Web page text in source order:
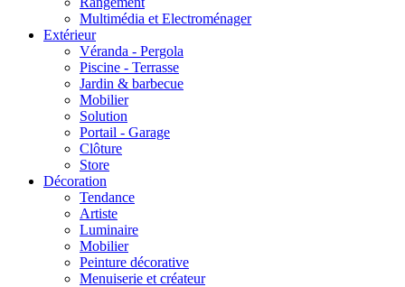
Multimédia et Electroménager
Extérieur
Véranda - Pergola
Piscine - Terrasse
Jardin & barbecue
Mobilier
Solution
Portail - Garage
Clôture
Store
Décoration
Tendance
Artiste
Luminaire
Mobilier
Peinture décorative
Menuiserie et créateur